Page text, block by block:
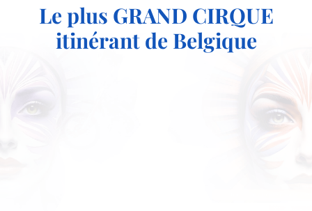
Le plus GRAND CIRQUE
itinérant de Belgique